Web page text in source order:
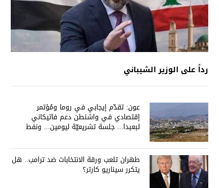
رداً على الوزير الشيباني
عون: تقدّم إيجابي في روما ومُؤتمر
إقتصادي في واشنطن دعم فاتيكاني
لبعبدا... جلسة تشريعيّة ليومين... ونفط
طهران تلعب ورقة الانتخابات ضد ترامب.. هل
يتكرر سيناريو كارتر؟